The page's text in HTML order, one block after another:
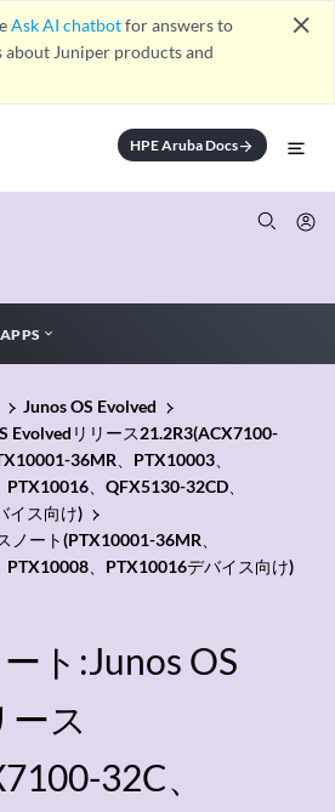
Ask AI chatbotfor answers to
Juniper products and
close
HPE Aruba Docsarrow_forward
Junos OS Evolved
Evolvedリリース21.2R3(ACX7100-
36MR、PTX10003、
、QFX5130-32CD、
イス向け)
ノート(PTX10001-36MR、
、PTX10016デバイス向け)
ト:Junos OS
ース
32C、